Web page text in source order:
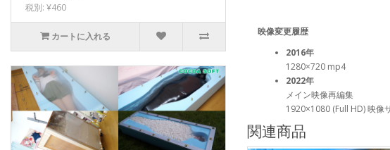
税別: ¥460
カートに入れる
映像変更履歴
2016年
1280×720 mp4
2022年
メイン映像再編集
1920×1080 (Full HD) 映像
関連商品